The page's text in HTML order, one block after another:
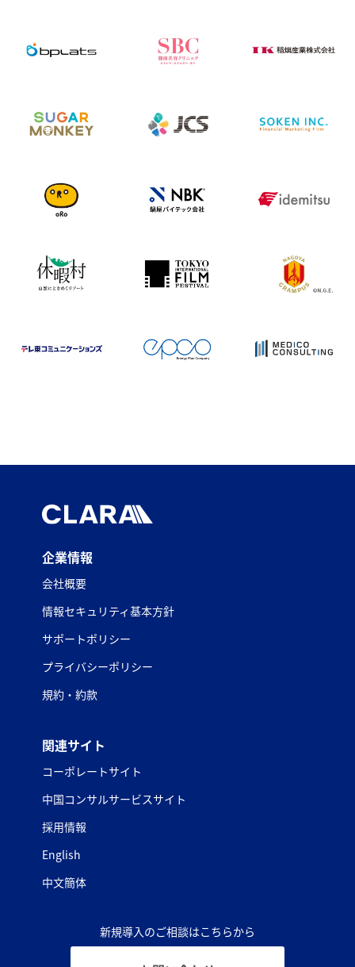
企業情報
会社概要
情報セキュリティ基本方針
サポートポリシー
プライバシーポリシー
規約・約款
関連サイト
コーポレートサイト
中国コンサルサービスサイト
採用情報
English
中文簡体
新規導入のご相談はこちらから